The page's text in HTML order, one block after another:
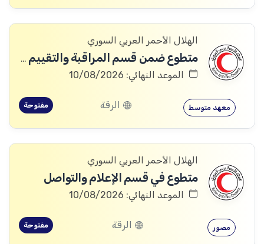
الهلال الأحمر العربي السوري
متطوع ضمن قسم المراقبة والتقييم والتعلم (MEAL)
الموعد النهائي: 10/08/2026
معهد متوسط الرقة مفتوحة
الهلال الأحمر العربي السوري
متطوع في قسم الإعلام والتواصل
الموعد النهائي: 10/08/2026
مصور الرقة مفتوحة